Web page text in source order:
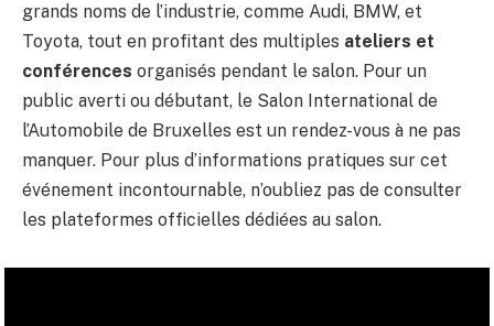
grands noms de l’industrie, comme Audi, BMW, et
Toyota, tout en profitant des multiples ateliers et
conférences organisés pendant le salon. Pour un
public averti ou débutant, le Salon International de
l’Automobile de Bruxelles est un rendez-vous à ne pas
manquer. Pour plus d’informations pratiques sur cet
événement incontournable, n’oubliez pas de consulter
les plateformes officielles dédiées au salon.